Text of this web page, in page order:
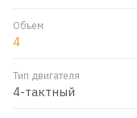
Объем
4
Тип двигателя
4-тактный